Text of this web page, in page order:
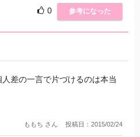
0 参考になった
差の一言で片づけるのは本当
ももち さん 投稿日：2015/02/24